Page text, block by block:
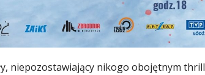
niepozostawiający nikogo obojętnym